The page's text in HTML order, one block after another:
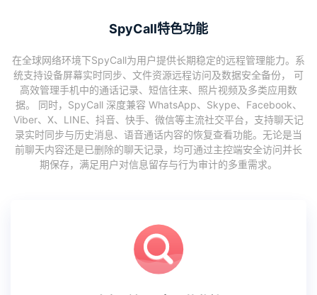
SpyCall特色功能
在全球网络环境下SpyCall为用户提供长期稳定的远程管理能力。系
统支持设备屏幕实时同步、文件资源远程访问及数据安全备份， 可
高效管理手机中的通话记录、短信往来、照片视频及多类应用数
据。 同时，SpyCall 深度兼容 WhatsApp、Skype、Facebook、
Viber、X、LINE、抖音、快手、微信等主流社交平台，支持聊天记
录实时同步与历史消息、语音通话内容的恢复查看功能。无论是当
前聊天内容还是已删除的聊天记录，均可通过主控端安全访问并长
期保存，满足用户对信息留存与行为审计的多重需求。